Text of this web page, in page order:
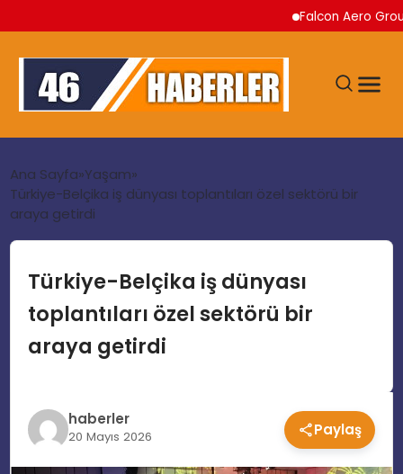
Falcon Aero Group,
GÜNDEM
EKONOMI
SIYASET
EĞITIM
Ana Sayfa Yaşam
Türkiye-Belçika iş dünyası toplantıları özel sektörü bir
araya getirdi
Türkiye-Belçika iş dünyası
toplantıları özel sektörü bir
araya getirdi
haberler
20 Mayıs 2026 Paylaş